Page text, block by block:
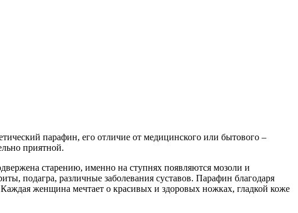
парафин, его отличие от медицинского или бытового –
приятной.
старению, именно на ступнях появляются мозоли и
подагра, различные заболевания суставов. Парафин благодаря
женщина мечтает о красивых и здоровых ножках, гладкой коже